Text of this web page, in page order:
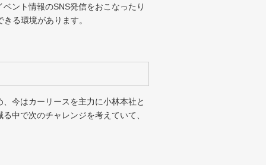
ント情報のSNS発信をおこなったり
る環境があります。
今はカーリースを主力に小林本社と
中で次のチャレンジを考えていて、